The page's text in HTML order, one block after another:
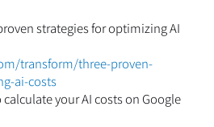
strategies for optimizing AI
transform/three-proven-
ai-costs
your AI costs on Google